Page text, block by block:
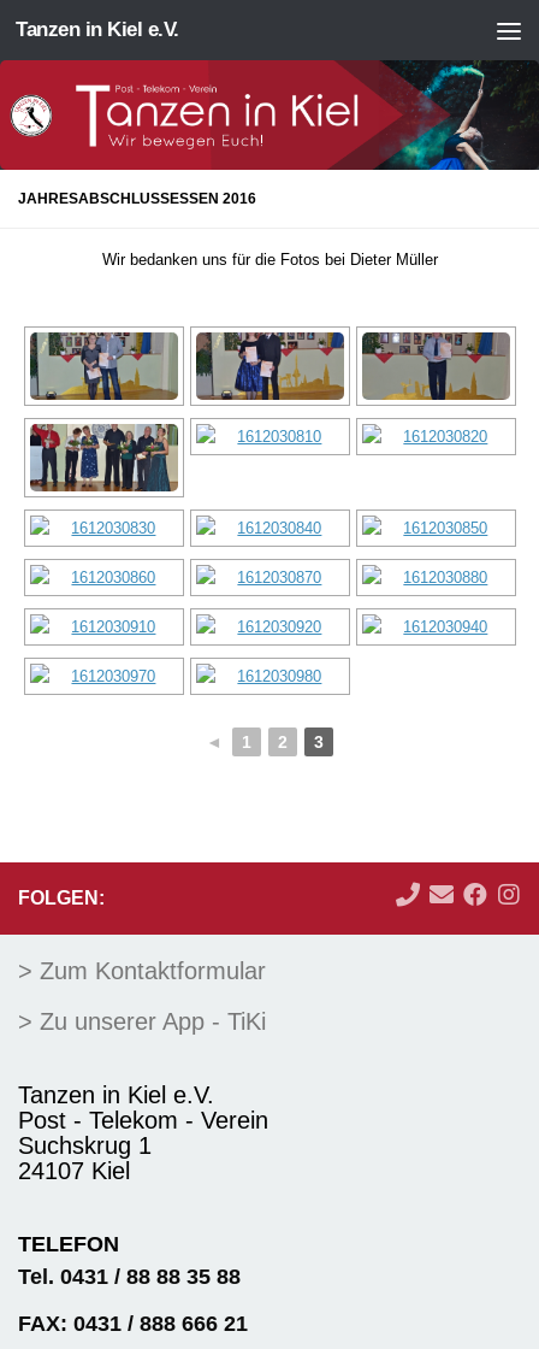
Zum Inhalt springen
Tanzen in Kiel e.V.
JAHRESABSCHLUSSESSEN 2016
Wir bedanken uns für die Fotos bei Dieter Müller
◄ 1 2 3
FOLGEN:
> Zum Kontaktformular
> Zu unserer App - TiKi
Tanzen in Kiel e.V.
Post - Telekom - Verein
Suchskrug 1
24107 Kiel
TELEFON
Tel. 0431 / 88 88 35 88
FAX: 0431 / 888 666 21